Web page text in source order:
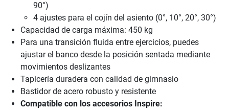
90°)
4 ajustes para el cojín del asiento (0°, 10°, 20°, 30°)
Capacidad de carga máxima: 450 kg
Para una transición fluida entre ejercicios, puedes
ajustar el banco desde la posición sentada mediante
movimientos deslizantes
Tapicería duradera con calidad de gimnasio
Bastidor de acero robusto y resistente
Compatible con los accesorios Inspire: